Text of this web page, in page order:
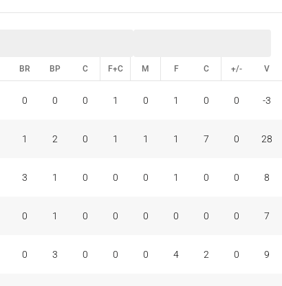
BR BP C F+C M F C +/- V
0 0 0 1 0 1 0 0 -3
1 2 0 1 1 1 7 0 28
3 1 0 0 0 1 0 0 8
0 1 0 0 0 0 0 0 7
0 3 0 0 0 4 2 0 9